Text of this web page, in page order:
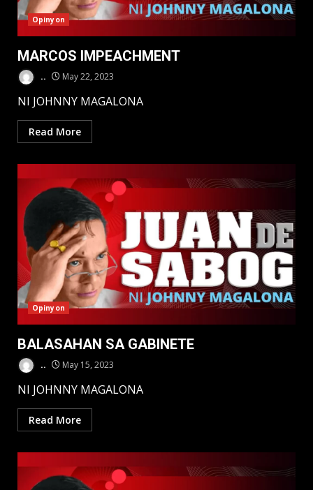
Opinyon
MARCOS IMPEACHMENT
.. May 22, 2023
NI JOHNNY MAGALONA
Read More
Opinyon
BALASAHAN SA GABINETE
.. May 15, 2023
NI JOHNNY MAGALONA
Read More